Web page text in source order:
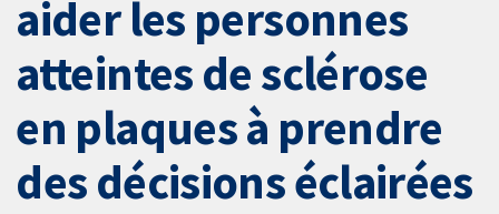
aider les personnes
atteintes de sclérose
en plaques à prendre
des décisions éclairées